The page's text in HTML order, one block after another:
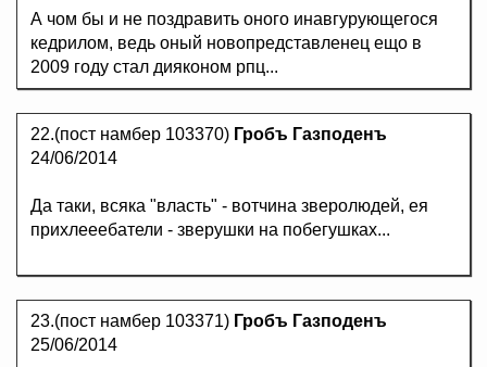
А чом бы и не поздравить оного инавгурующегося
кедрилом, ведь оный новопредставленец ещо в
2009 году стал дияконом рпц...
22.(пост намбер 103370) Гробъ Газподенъ
24/06/2014
Да таки, всяка "власть" - вотчина зверолюдей, ея
прихлееебатели - зверушки на побегушках...
23.(пост намбер 103371) Гробъ Газподенъ
25/06/2014